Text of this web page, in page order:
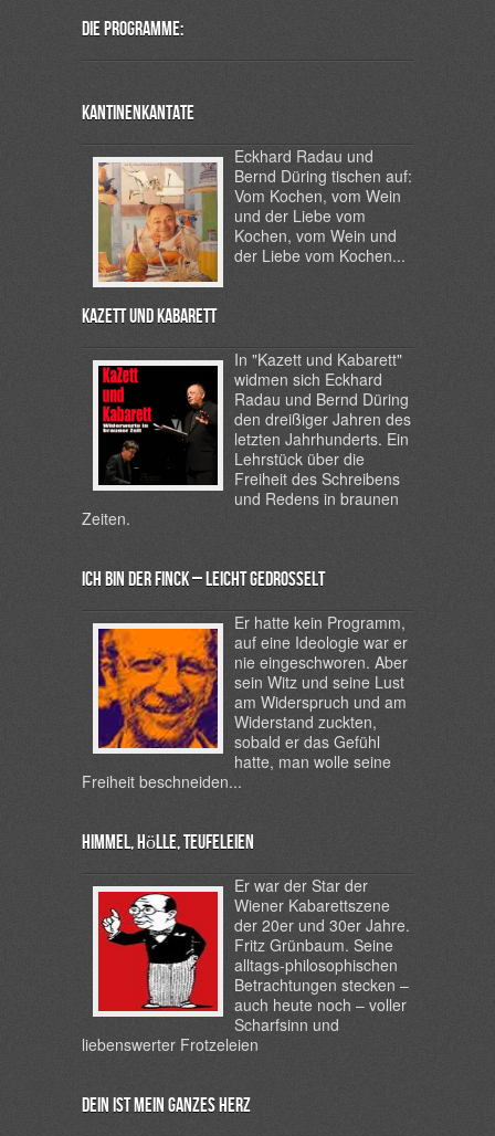
Die Programme:
Kantinenkantate
Eckhard Radau und
Bernd Düring tischen auf:
Vom Kochen, vom Wein
und der Liebe vom
Kochen, vom Wein und
der Liebe vom Kochen...
Kazett und Kabarett
In "Kazett und Kabarett"
widmen sich Eckhard
Radau und Bernd Düring
den dreißiger Jahren des
letzten Jahrhunderts. Ein
Lehrstück über die
Freiheit des Schreibens
und Redens in braunen
Zeiten.
Ich bin der Finck – leicht gedrosselt
Er hatte kein Programm,
auf eine Ideologie war er
nie eingeschworen. Aber
sein Witz und seine Lust
am Widerspruch und am
Widerstand zuckten,
sobald er das Gefühl
hatte, man wolle seine
Freiheit beschneiden...
Himmel, Hölle, Teufeleien
Er war der Star der
Wiener Kabarettszene
der 20er und 30er Jahre.
Fritz Grünbaum. Seine
alltags-philosophischen
Betrachtungen stecken –
auch heute noch – voller
Scharfsinn und
liebenswerter Frotzeleien
Dein ist mein ganzes Herz